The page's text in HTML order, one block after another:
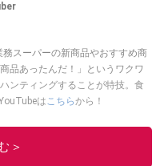
スーパーの新商品やおすすめ商
品あったんだ！」というワクワ
ンティングすることが特技。食
YouTubeは こちらから！
オシストの他の記事を読む
＞